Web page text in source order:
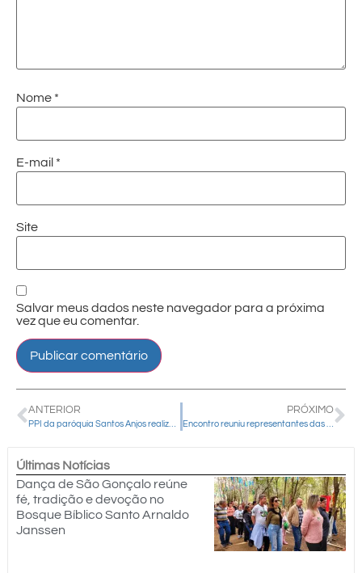
Nome *
E-mail *
Site
Salvar meus dados neste navegador para a próxima
vez que eu comentar.
ANTERIOR PRÓXIMO
Últimas Notícias
Dança de São Gonçalo reúne
fé, tradição e devoção no
Bosque Bíblico Santo Arnaldo
Janssen